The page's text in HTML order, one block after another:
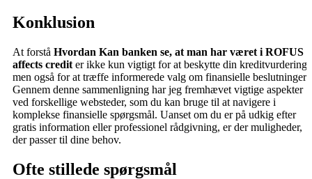
Konklusion
At forstå Hvordan Kan banken se, at man har været i ROFUS
affects credit er ikke kun vigtigt for at beskytte din kreditvurdering,
men også for at træffe informerede valg om finansielle beslutninger.
Gennem denne sammenligning har jeg fremhævet vigtige aspekter
ved forskellige websteder, som du kan bruge til at navigere i
komplekse finansielle spørgsmål. Uanset om du er på udkig efter
gratis information eller professionel rådgivning, er der muligheder,
der passer til dine behov.
Ofte stillede spørgsmål